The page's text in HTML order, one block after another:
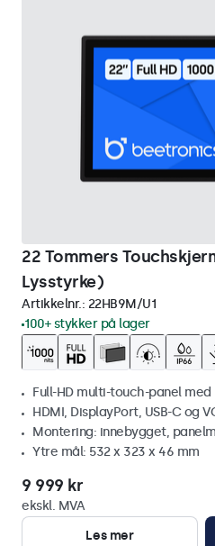
22 Tommers
Lysstyrke)
Artikkelnr.: 22HB9M/U1
100+ stykker på lager
Full-HD multi-touch-panel
HDMI, DisplayPort, USB-C og
Montering: innebygget,
Ytre mål: 532 x 323 x 46 mm
9 999 kr
ekskl. MVA
Les mer